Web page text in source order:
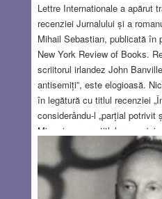
Lettre Internationale a apărut
recenziei Jurnalului și a
Mihail Sebastian, publicată în
New York Review of Books.
scriitorul irlandez John
antisemiți”, este elogioasă.
în legătură cu titlul recenziei
considerându-l „parțial
Mie mi se pare titlul recenziei
toți cei din anturajul lui
România acelor ani atmosfera
antisemită. Violențele contra
universități erau o realitate